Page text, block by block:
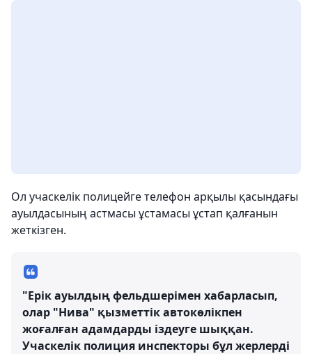
Ол учаскелік полицейге телефон арқылы қасындағы
ауылдасының астмасы ұстамасы ұстап қалғанын
жеткізген.
"Ерік ауылдың фельдшерімен хабарласып,
олар "Нива" қызметтік автокөлікпен
жоғалған адамдарды іздеуге шыққан.
Учаскелік полиция инспекторы бұл жерлерді